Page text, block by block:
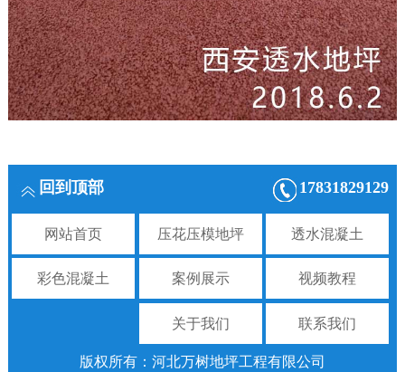
回到顶部 17831829129
网站首页 压花压模地坪 透水混凝土
彩色混凝土 案例展示 视频教程
关于我们 联系我们
版权所有：河北万树地坪工程有限公司